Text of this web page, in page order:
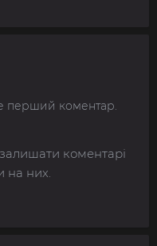
перший коментар.
коментарі
на них.